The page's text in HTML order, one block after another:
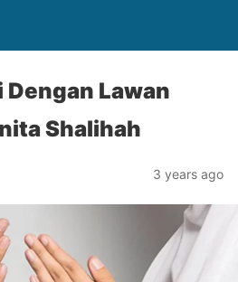
Lawan
Shalihah
3 years ago